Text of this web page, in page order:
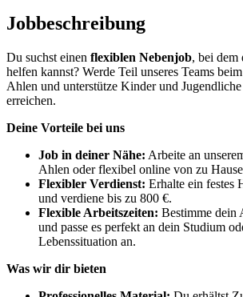
Jobbeschreibung
Du suchst einen flexiblen Nebenjob, bei
helfen kannst? Werde Teil unseres Teams
Ahlen und unterstütze Kinder und
erreichen.
Deine Vorteile bei uns
Job in deiner Nähe: Arbeite an
Ahlen oder flexibel online von zu
Flexibler Verdienst: Erhalte ein festes
und verdiene bis zu 800 €.
Flexible Arbeitszeiten: Bestimme dein
und passe es perfekt an dein Studium
Lebenssituation an.
Was wir dir bieten